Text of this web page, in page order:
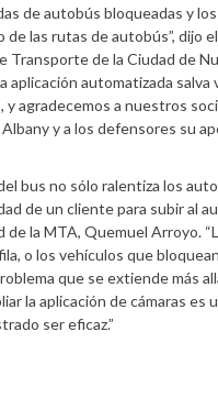
de autobús bloqueadas y
de las rutas de autobús”, dijo
Transporte de la Ciudad de
aplicación automatizada salva
agradecemos a nuestros
y a los defensores su
bus no sólo ralentiza los
de un cliente para subir al
de la MTA, Quemuel Arroyo.
o los vehículos que
que se extiende más
la aplicación de cámaras es
ser eficaz.”